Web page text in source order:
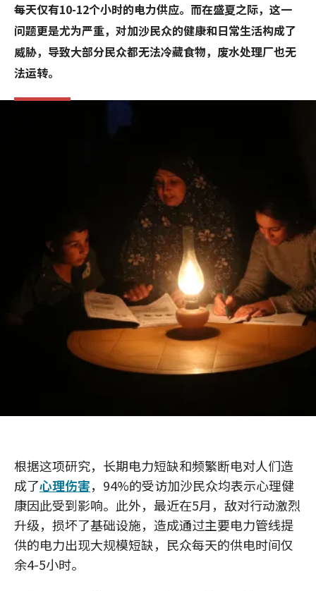
每天仅有10-12个小时的电力供应。而在盛夏之际，这一
问题更是尤为严重，对加沙民众的健康和日常生活构成了
威胁，导致大部分民众都无法冷藏食物，废水处理厂也无
法运转。
根据这项研究，长期电力短缺和频繁断电对人们造
成了心理伤害，94%的受访加沙民众均表示心理健
康因此受到影响。此外，最近在5月，敌对行动激烈
升级，损坏了基础设施，造成通过主要电力管线提
供的电力出现大规模短缺，民众每天的供电时间仅
余4-5小时。